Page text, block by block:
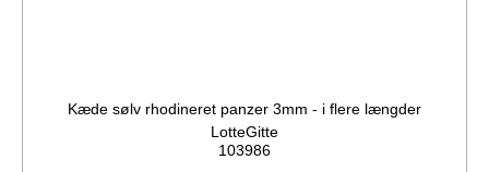
Kæde sølv rhodineret panzer 3mm - i flere længder
LotteGitte
103986